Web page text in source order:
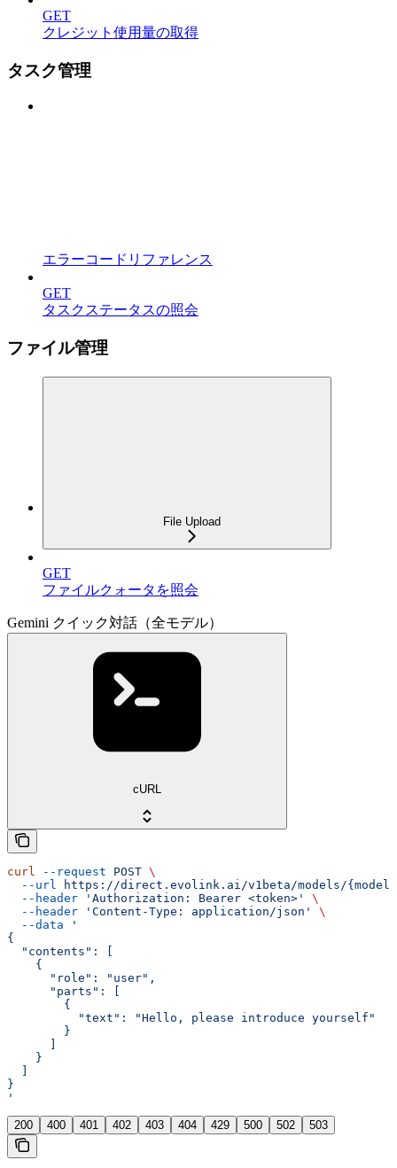
GET
クレジット使用量の取得
タスク管理
エラーコードリファレンス
GET
タスクステータスの照会
ファイル管理
File Upload
GET
ファイルクォータを照会
Gemini クイック対話（全モデル）
cURL
curl --request POST \
  --url
https://direct.evolink.ai/v1beta/models/
  --header
'Authorization: Bearer <token>'
\
  --header
'Content-Type: application/json'
\
  --data
'
{
  "contents": [
    {
      "role": "user",
      "parts": [
        {
          "text": "Hello, please introduce yourself"
        }
      ]
    }
  ]
}
'
200 400 401 402 403 404 429 500 502 503